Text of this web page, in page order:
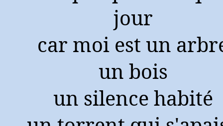
jour
car moi est un
un bois
un silence habité